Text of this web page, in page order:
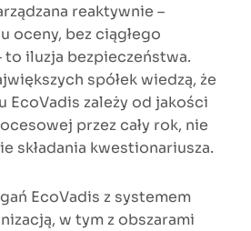
reaktywnie –
oceny, bez ciągłego
iluzja bezpieczeństwa.
spółek wiedzą, że
EcoVadis zależy od jakości
przez cały rok, nie
składania kwestionariusza.
EcoVadis z systemem
w tym z obszarami